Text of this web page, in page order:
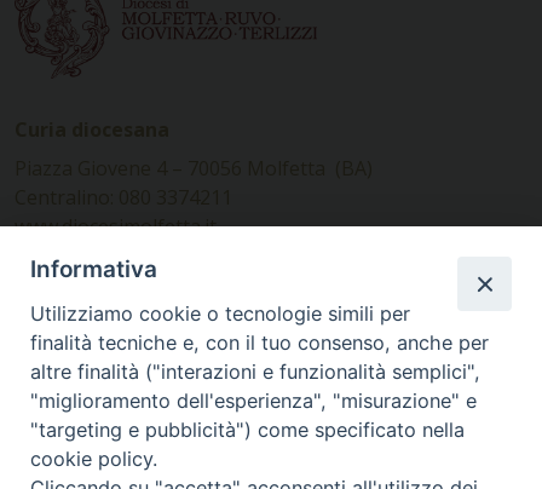
www.diocesimolfetta.it –
diocesimolfetta@pec.chiesacattolica.it
Ufficio Comunicazioni sociali
Piazza Giovene 4 – 70056 Molfetta (BA)
comunicazionisociali@diocesimolfetta.it
Informativa
Utilizziamo cookie o tecnologie simili per
finalità tecniche e, con il tuo consenso, anche per
altre finalità ("interazioni e funzionalità semplici",
"miglioramento dell'esperienza", "misurazione" e
"targeting e pubblicità") come specificato nella
cookie policy.